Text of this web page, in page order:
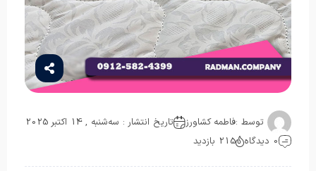
توسط :فاطمه کشاورز
تاریخ انتشار : سه‌شنبه , 14 اکتبر 2025
0 دیدگاه
215 بازدید